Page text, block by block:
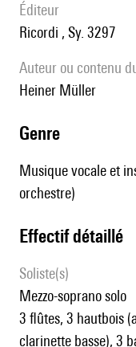
éditeur
Ricordi , Sy. 3297
Auteur ou contenu
Heiner Müller
genre
Musique vocale et
orchestre)
effectif détaillé
Soliste(s)
mezzo-soprano solo
3 flûtes, 3 hautbois
clarinette basse), 3